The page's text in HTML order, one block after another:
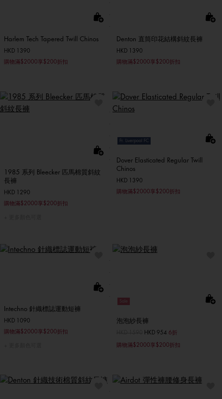
Harlem Tech Tapered Twill Chinos
HKD 1390
購物滿$2000享$200折扣
Denton 直筒印花結構斜紋長褲
HKD 1390
購物滿$2000享$200折扣
1985 系列 Bleecker 匹馬棉質斜紋
長褲
HKD 1290
購物滿$2000享$200折扣
Ft. Liverpool FC
Dover Elasticated Regular Twill
Chinos
HKD 1390
購物滿$2000享$200折扣
Intechno 針織標誌運動短褲
HKD 1090
購物滿$2000享$200折扣
Sale
泡泡紗長褲
至HKD 954 6折
購物滿$2000享$200折扣